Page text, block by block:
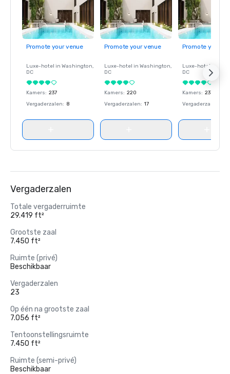
Promote your venue
Luxe-hotel in Washington,
DC
Kamers: 237
Vergaderzalen: 8
Promote your venue
Luxe-hotel in Washington,
DC
Kamers: 220
Vergaderzalen: 17
Promote your
Luxe-hotel in
DC
Kamers: 237
Vergaderzalen
Vergaderzalen
Totale vergaderruimte
29.419 ft²
Grootste zaal
7.450 ft²
Ruimte (privé)
Beschikbaar
Vergaderzalen
23
Op één na grootste zaal
7.056 ft²
Tentoonstellingsruimte
7.450 ft²
Ruimte (semi-privé)
Beschikbaar